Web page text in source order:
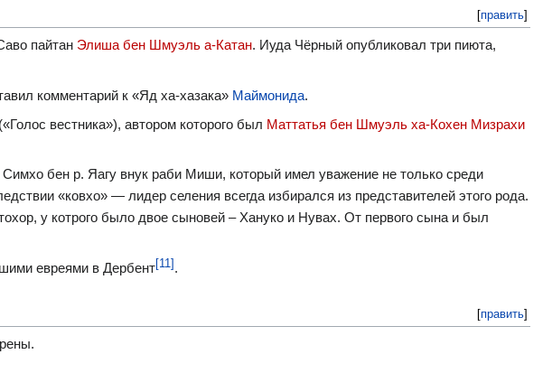
[править]
пайтан Элиша бен Шмуэль а-Катан. Иуда Чёрный опубликовал три пиюта,
комментарий к «Яд ха-хазака» Маймонида.
вестника»), автором которого был Маттатья бен Шмуэль ха-Кохен Мизрахи
бен р. Яагу внук раби Миши, который имел уважение не только среди
«ковхо» — лидер селения всегда избирался из представителей этого рода.
у котрого было двое сыновей – Хануко и Нувах. От первого сына и был
евреями в Дербент[11] .
[править]